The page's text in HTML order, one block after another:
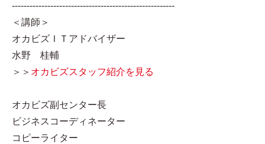
-------------------------------------------------------
＜講師＞
オカビズＩＴアドバイザー
水野 桂輔
＞＞ オカビズスタッフ紹介を見る
オカビズ副センター長
ビジネスコーディネーター
コピーライター